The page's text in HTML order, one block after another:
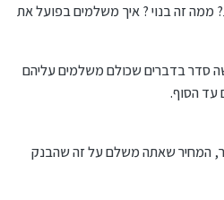
ממה זה בנוי ? איך משלמים בפועל את
סדר בדברים שכולם משלמים עליהם
עד הסוף.
המחיר שאתה משלם על זה שהבנק